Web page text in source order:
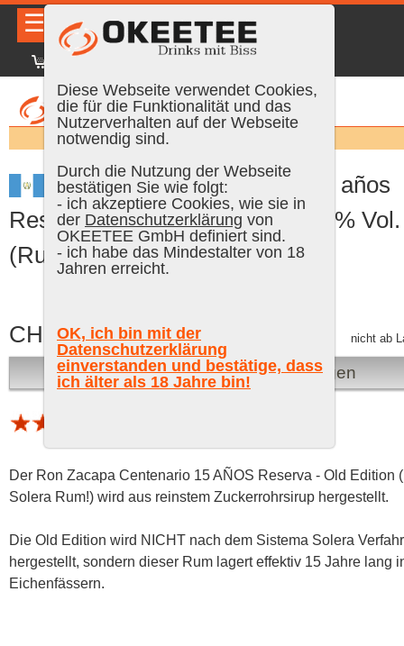
☰ DE FR EN|Anmelden
Suchen:
Ron Zacapa Centenario 15 años
Reserva - Old Edition, 70 cl, 40 % Vol.
(Rum)
CHF 299.00 inkl. MWST, gratis Versand nicht ab
Bei Verfügbarkeit benachrichtigen
Der Ron Zacapa Centenario 15 AÑOS Reserva - Old Edition
Solera Rum!) wird aus reinstem Zuckerrohrsirup hergestellt.
Die Old Edition wird NICHT nach dem Sistema Solera
hergestellt, sondern dieser Rum lagert effektiv 15 Jahre lang
Eichenfässern.
Diese Webseite verwendet Cookies,
die für die Funktionalität und das
Nutzerverhalten auf der Webseite
notwendig sind.
Durch die Nutzung der Webseite
bestätigen Sie wie folgt:
- ich akzeptiere Cookies, wie sie in
der Datenschutzerklärung von
OKEETEE GmbH definiert sind.
- ich habe das Mindestalter von 18
Jahren erreicht.
OK, ich bin mit der
Datenschutzerklärung
einverstanden und bestätige, dass
ich älter als 18 Jahre bin!